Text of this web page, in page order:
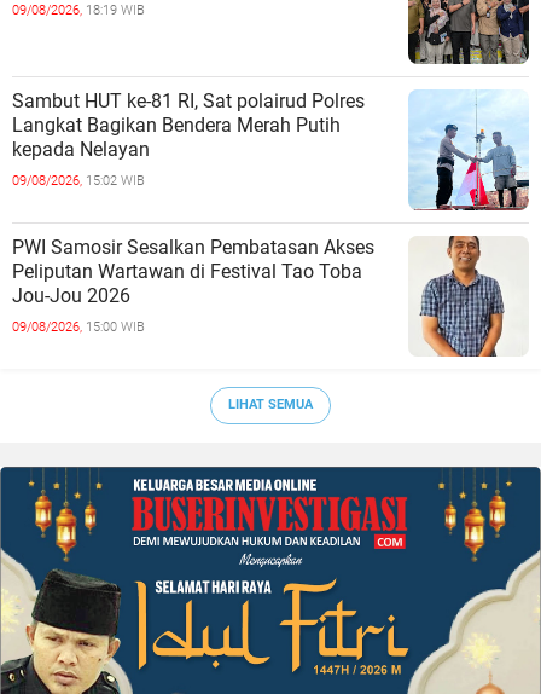
09/08/2026, 18:19 WIB
Sambut HUT ke-81 RI, Sat polairud Polres
Langkat Bagikan Bendera Merah Putih
kepada Nelayan
09/08/2026, 15:02 WIB
PWI Samosir Sesalkan Pembatasan Akses
Peliputan Wartawan di Festival Tao Toba
Jou-Jou 2026
09/08/2026, 15:00 WIB
LIHAT SEMUA